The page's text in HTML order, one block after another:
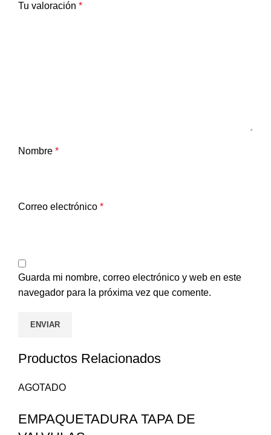
Tu valoración *
Nombre *
Correo electrónico *
Guarda mi nombre, correo electrónico y web en este
navegador para la próxima vez que comente.
Productos Relacionados
AGOTADO
EMPAQUETADURA TAPA DE